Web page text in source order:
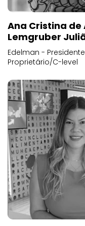
Ana Cristina de
Lemgruber
Edelman -
Proprietário/C-level